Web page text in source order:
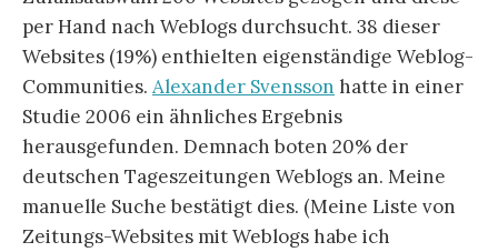
per Hand nach Weblogs durchsucht. 38 dieser
Websites (19%) enthielten eigenständige Weblog-
Communities. Alexander Svensson hatte in einer
Studie 2006 ein ähnliches Ergebnis
herausgefunden. Demnach boten 20% der
deutschen Tageszeitungen Weblogs an. Meine
manuelle Suche bestätigt dies. (Meine Liste von
Zeitungs-Websites mit Weblogs habe ich